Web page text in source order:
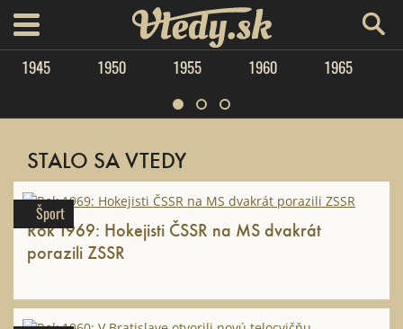
menu Vtedy.sk
1945 1950 1955 1960 1965
STALO SA VTEDY
Šport
Rok 1969: Hokejisti ČSSR na MS dvakrát
porazili ZSSR